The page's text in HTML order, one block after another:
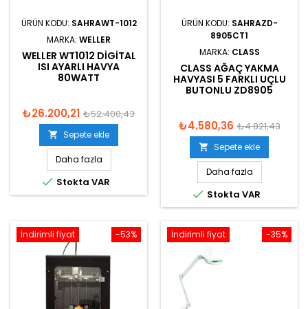
ÜRÜN KODU: SAHRAWT-1012
MARKA: WELLER
WELLER WT1012 DIGITAL
ISI AYARLI HAVYA
80WATT
₺26.200,21 ₺52.400,43
 Sepete ekle
Daha fazla
 Stokta VAR
ÜRÜN KODU: SAHRAZD-
8905CT1
MARKA: CLASS
CLASS AĞAÇ YAKMA
HAVYASI 5 FARKLI UÇLU
BUTONLU ZD8905
₺4.580,36 ₺4.821,43
 Sepete ekle
Daha fazla
 Stokta VAR
-53%
İndirimli fiyat -35%
İndirimli fiyat